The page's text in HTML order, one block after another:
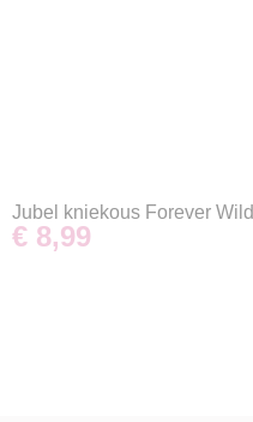
Jubel kniekous Forever Wild
€ 8,99